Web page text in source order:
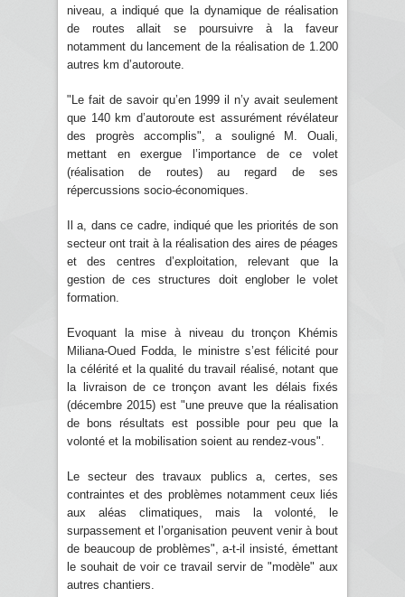
niveau, a indiqué que la dynamique de réalisation
de routes allait se poursuivre à la faveur
notamment du lancement de la réalisation de 1.200
autres km d’autoroute.
"Le fait de savoir qu’en 1999 il n’y avait seulement
que 140 km d’autoroute est assurément révélateur
des progrès accomplis", a souligné M. Ouali,
mettant en exergue l’importance de ce volet
(réalisation de routes) au regard de ses
répercussions socio-économiques.
Il a, dans ce cadre, indiqué que les priorités de son
secteur ont trait à la réalisation des aires de péages
et des centres d’exploitation, relevant que la
gestion de ces structures doit englober le volet
formation.
Evoquant la mise à niveau du tronçon Khémis
Miliana-Oued Fodda, le ministre s’est félicité pour
la célérité et la qualité du travail réalisé, notant que
la livraison de ce tronçon avant les délais fixés
(décembre 2015) est "une preuve que la réalisation
de bons résultats est possible pour peu que la
volonté et la mobilisation soient au rendez-vous".
Le secteur des travaux publics a, certes, ses
contraintes et des problèmes notamment ceux liés
aux aléas climatiques, mais la volonté, le
surpassement et l’organisation peuvent venir à bout
de beaucoup de problèmes", a-t-il insisté, émettant
le souhait de voir ce travail servir de "modèle" aux
autres chantiers.